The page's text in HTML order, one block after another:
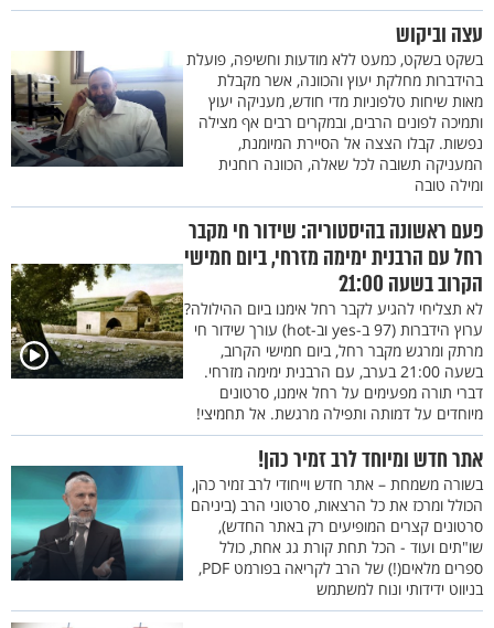
עצה וביקוש
בשקט בשקט, כמעט ללא מודעות וחשיפה, פועלת
בהידברות מחלקת יעוץ והכוונה, אשר מקבלת
מאות שיחות טלפוניות מדי חודש, מעניקה יעוץ
ותמיכה לפונים הרבים, ובמקרים רבים אף מצילה
נפשות. קבלו הצצה אל הסיירת המיומנת,
המעניקה תשובה לכל שאלה, הכוונה רוחנית
ומילה טובה
פעם ראשונה בהיסטוריה: שידור חי מקבר
רחל עם הרבנית ימימה מזרחי, ביום חמישי
הקרוב בשעה 21:00
לא תצליחי להגיע לקבר רחל אימנו ביום ההילולה?
ערוץ הידברות (97 ב-yes וב-hot) עורך שידור חי
מרתק ומרגש מקבר רחל, ביום חמישי הקרוב,
בשעה 21:00 בערב, עם הרבנית ימימה מזרחי.
דברי תורה מפעימים על רחל אימנו, סרטונים
מיוחדים על דמותה ותפילה מרגשת. אל תחמיצי!
אתר חדש ומיוחד לרב זמיר כהן!
בשורה משמחת – אתר חדש וייחודי לרב זמיר כהן,
הכולל ומרכז את כל הרצאות, סרטוני הרב (ביניהם
סרטונים קצרים המופיעים רק באתר החדש),
שו"תים ועוד - הכל תחת קורת גג אחת, כולל
ספרים מלאים(!) של הרב לקריאה בפורמט PDF,
בניווט ידידותי ונוח למשתמש